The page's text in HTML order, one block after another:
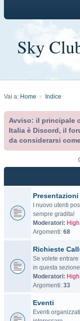
Sky
Vai a: Home Indice
Avviso: il principale
Italia è Discord, il
da considerarsi
Presentazioni
I nuovo utenti
sempre gradita!
Moderatori:
Argomenti: 68
Richieste
Se volete
in questa
Moderatori:
Argomenti: 33
Eventi
Eventi